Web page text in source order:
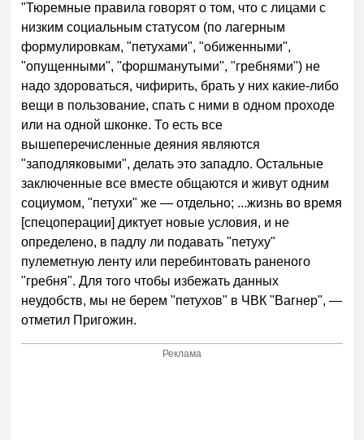
"Тюремные правила говорят о том, что с лицами с
низким социальным статусом (по лагерным
формулировкам, "петухами", "обиженными",
"опущенными", "форшманутыми", "гребнями") не
надо здороваться, чифирить, брать у них какие-либо
вещи в пользование, спать с ними в одном проходе
или на одной шконке. То есть все
вышеперечисленные деяния являются
"заподляковыми", делать это западло. Остальные
заключенные все вместе общаются и живут одним
социумом, "петухи" же — отдельно; ...жизнь во время
[спецоперации] диктует новые условия, и не
определено, в падлу ли подавать "петуху"
пулеметную ленту или перебинтовать раненого
"гребня". Для того чтобы избежать данных
неудобств, мы не берем "петухов" в ЧВК "Вагнер", —
отметил Пригожин.
Реклама